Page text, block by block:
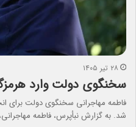
۲۸ تیر ۱۴۰۵
سخنگوی دولت وارد
فاطمه مهاجرانی سخنگوی دولت برای
شد. به گزارش نبأپرس، فاطمه